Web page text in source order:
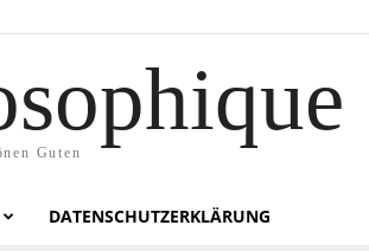
Guten
DATENSCHUTZERKLÄRUNG